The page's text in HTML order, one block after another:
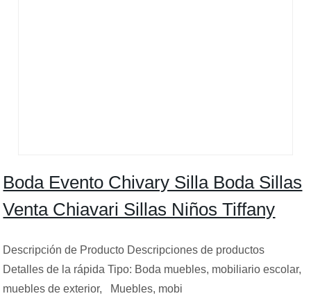
Boda Evento Chivary Silla Boda Sillas
Venta Chiavari Sillas Niños Tiffany
Descripción de Producto Descripciones de productos
Detalles de la rápida Tipo: Boda muebles, mobiliario escolar,
muebles de exterior, Muebles, mobi